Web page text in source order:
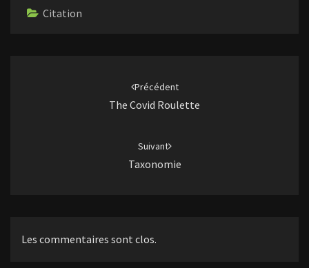
Citation
Précédent
The Covid Roulette
Suivant
Taxonomie
Les commentaires sont clos.